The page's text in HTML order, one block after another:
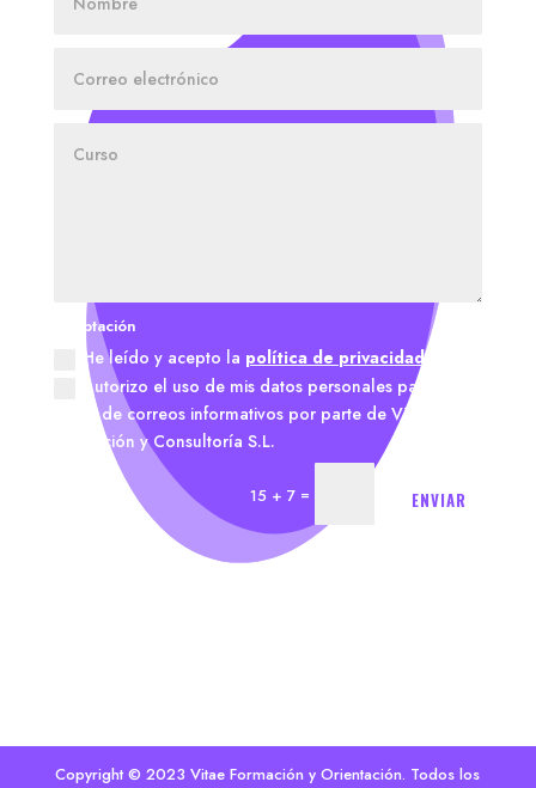
Aceptación
He leído y acepto la política de privacidad.
Autorizo el uso de mis datos personales para el
envío de correos informativos por parte de Vitae
Formación y Consultoría S.L.
15 + 7 = ENVIAR
Copyright © 2023 Vitae Formación y Orientación. Todos los